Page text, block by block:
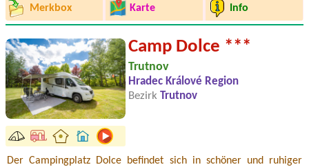
Merkbox Karte Info
Camp Dolce ***
Trutnov
Hradec Králové Region
Bezirk
Trutnov
Der Campingplatz Dolce befindet sich in schöner und ruhiger